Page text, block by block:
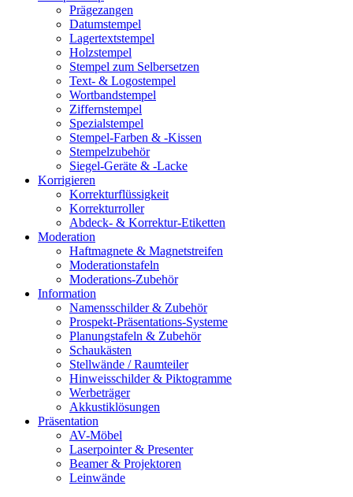
Prägezangen
Datumstempel
Lagertextstempel
Holzstempel
Stempel zum Selbersetzen
Text- & Logostempel
Wortbandstempel
Ziffernstempel
Spezialstempel
Stempel-Farben & -Kissen
Stempelzubehör
Siegel-Geräte & -Lacke
Korrigieren
Korrekturflüssigkeit
Korrekturroller
Abdeck- & Korrektur-Etiketten
Moderation
Haftmagnete & Magnetstreifen
Moderationstafeln
Moderations-Zubehör
Information
Namensschilder & Zubehör
Prospekt-Präsentations-Systeme
Planungstafeln & Zubehör
Schaukästen
Stellwände / Raumteiler
Hinweisschilder & Piktogramme
Werbeträger
Akkustiklösungen
Präsentation
AV-Möbel
Laserpointer & Presenter
Beamer & Projektoren
Leinwände